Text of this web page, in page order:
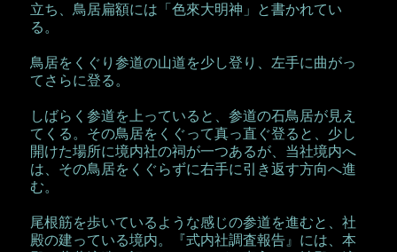
立ち、鳥居扁額には「色來大明神」と書かれてい
る。
鳥居をくぐり参道の山道を少し登り、左手に曲がっ
てさらに登る。
しばらく参道を上っていると、参道の石鳥居が見え
てくる。その鳥居をくぐって真っ直ぐ登ると、少し
開けた場所に境内社の祠が一つあるが、当社境内へ
は、その鳥居をくぐらずに右手に引き返す方向へ進
む。
尾根筋を歩いているような感じの参道を進むと、社
殿の建っている境内。『式内社調査報告』には、本